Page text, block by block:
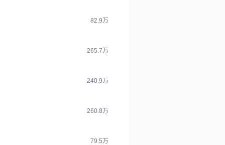
82.9万
265.7万
240.9万
260.8万
79.5万